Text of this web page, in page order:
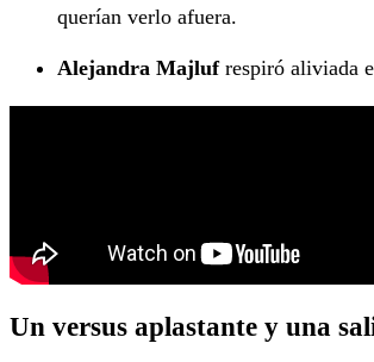
querían verlo afuera.
Alejandra Majlufrespiró aliviada
Un versus aplastante y una